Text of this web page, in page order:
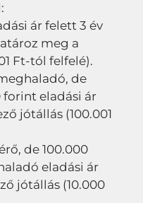
ár felett 3 év
meg a
Ft-tól felfelé).
de
eladási ár
jótállás (100.001
de 100.000
eladási ár
jótállás (10.000